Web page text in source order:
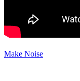
Make Noise